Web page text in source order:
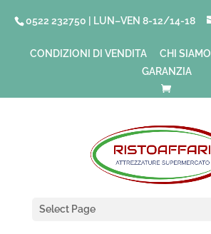
0522 232750 | LUN–VEN 8-12/14-18
CONDIZIONI DI VENDITA CHI SIAMO
GARANZIA
Select Page